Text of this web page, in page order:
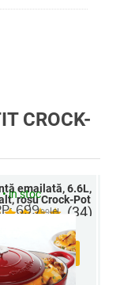
CROCK-
emailată, 6.6L,
roșu Crock-Pot
(34)
•in stoc
699,99lei
lei
in cos